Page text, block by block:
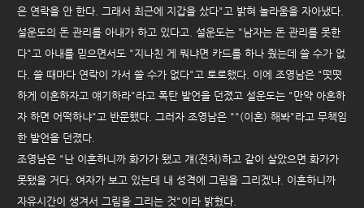
은 연락을 안 한다. 그래서 최근에 지갑을 샀다"고 밝혀 놀라움을 자아냈다.
설운도의 돈 관리를 아내가 하고 있다고. 설운도는 "남자는 돈 관리를 못한
다"고 아내를 믿으면서도 "지나친 게 뭐냐면 카드를 하나 줬는데 쓸 수가 없
다. 쓸 때마다 연락이 가서 쓸 수가 없다"고 토로했다. 이에 조영남은 "떳떳
하게 이혼하자고 얘기하라"라고 폭탄 발언을 던졌고 설운도는 "만약 아혼하
자 하면 어떡하냐"고 반문했다. 그러자 조영남은 ""(이혼) 해봐"라고 무책임
한 발언을 던졌다.
조영남은 "난 이혼하니까 화가가 됐고 걔(전처)하고 같이 살았으면 화가가
못됐을 거다. 여자가 보고 있는데 내 성격에 그림을 그리겠냐. 이혼하니까
자유시간이 생겨서 그림을 그리는 것"이라 밝혔다.